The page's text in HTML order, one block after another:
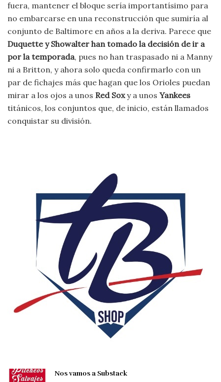
fuera, mantener el bloque sería importantísimo para
no embarcarse en una reconstrucción que sumiría al
conjunto de Baltimore en años a la deriva. Parece que
Duquette y Showalter han tomado la decisión de ir a
por la temporada, pues no han traspasado ni a Manny
ni a Britton, y ahora solo queda confirmarlo con un
par de fichajes más que hagan que los Orioles puedan
mirar a los ojos a unos Red Soxy a unos Yankees
titánicos, los conjuntos que, de inicio, están llamados
conquistar su división.
Nos vamos a Substack